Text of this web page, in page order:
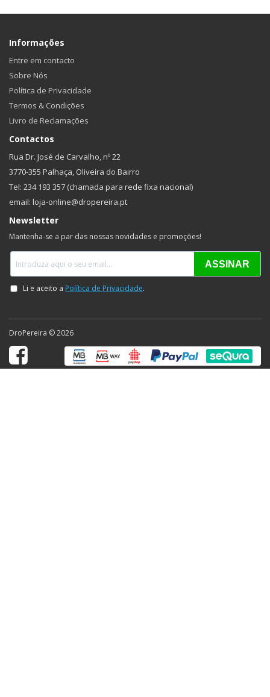
Informações
Entre em contacto
Sobre Nós
Política de Privacidade
Termos & Condições
Livro de Reclamações
Contactos
Rua Dr. José de Carvalho, nº 22
3770-355 Palhaça, Oliveira do Bairro
Tel: 234 193 357 (chamada para rede fixa nacional)
email: loja-online@dropereira.pt
Newsletter
Mantenha-se a par das nossas novidades e promoções!
DroPereira © 2026